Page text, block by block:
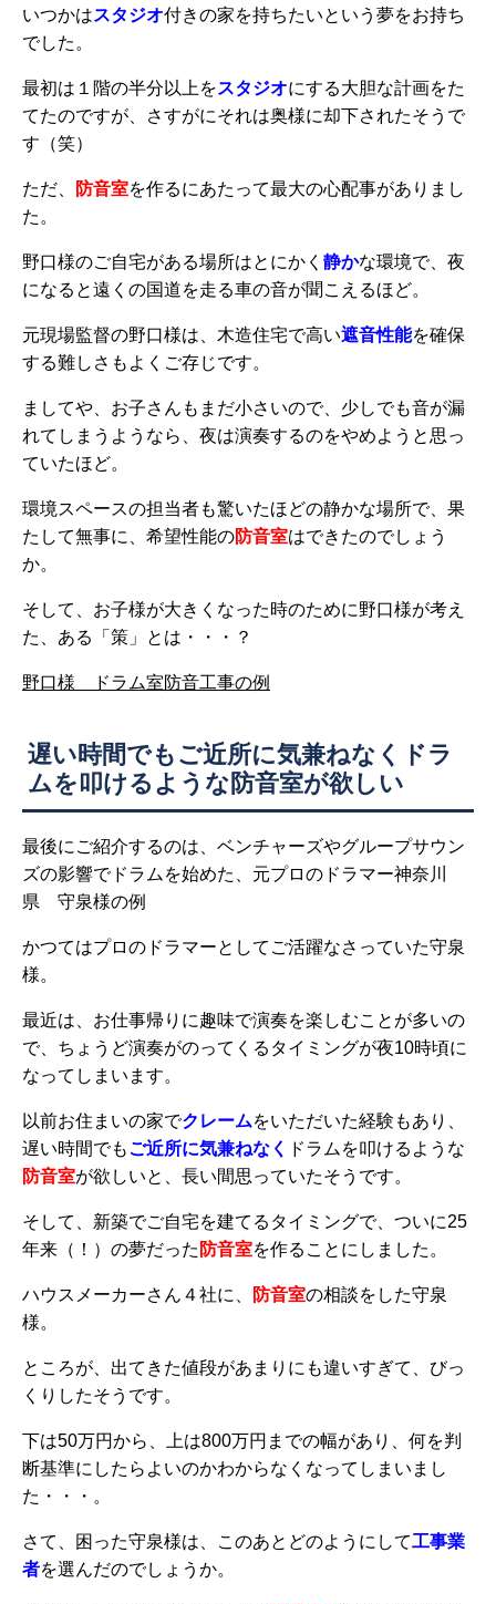
いつかはスタジオ付きの家を持ちたいという夢をお持ち
でした。
最初は１階の半分以上をスタジオにする大胆な計画をた
てたのですが、さすがにそれは奥様に却下されたそうで
す（笑）
ただ、 防音室を作るにあたって最大の心配事がありまし
た。
野口様のご自宅がある場所はとにかく 静かな環境で、夜
になると遠くの国道を走る車の音が聞こえるほど。
元現場監督の野口様は、木造住宅で高い遮音性能を確保
する難しさもよくご存じです。
ましてや、お子さんもまだ小さいので、少しでも音が漏
れてしまうようなら、夜は演奏するのをやめようと思っ
ていたほど。
環境スペースの担当者も驚いたほどの静かな場所で、果
たして無事に、希望性能の防音室はできたのでしょう
か。
そして、お子様が大きくなった時のために野口様が考え
た、ある「策」とは・・・？
野口様 ドラム室防音工事の例
遅い時間でもご近所に気兼ねなくドラ
ムを叩けるような防音室が欲しい
最後にご紹介するのは、ベンチャーズやグループサウン
ズの影響でドラムを始めた、元プロのドラマー神奈川
県 守泉様の例
かつてはプロのドラマーとしてご活躍なさっていた守泉
様。
最近は、お仕事帰りに趣味で演奏を楽しむことが多いの
で、ちょうど演奏がのってくるタイミングが夜10時頃に
なってしまいます。
以前お住まいの家でクレームをいただいた経験もあり、
遅い時間でもご近所に気兼ねなく ドラムを叩けるような
防音室が欲しいと、長い間思っていたそうです。
そして、新築でご自宅を建てるタイミングで、ついに25
年来（！）の夢だった 防音室を作ることにしました。
ハウスメーカーさん４社に、 防音室の相談をした守泉
様。
ところが、出てきた値段があまりにも違いすぎて、びっ
くりしたそうです。
下は50万円から、上は800万円までの幅があり、何を判
断基準にしたらよいのかわからなくなってしまいまし
た・・・。
さて、困った守泉様は、このあとどのようにして工事業
者を選んだのでしょうか。